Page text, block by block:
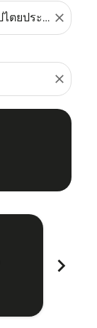
close
close
chevron_right